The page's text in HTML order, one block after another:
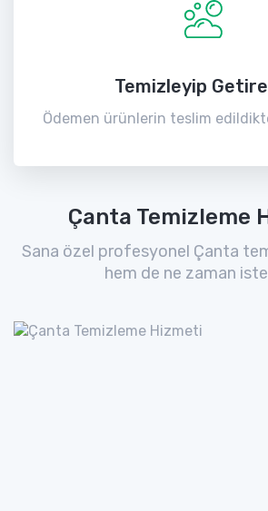
Temizleyip
Ödemen ürünlerin teslim
Çanta Temizleme
Sana özel profesyonel Çanta
hem de ne zaman